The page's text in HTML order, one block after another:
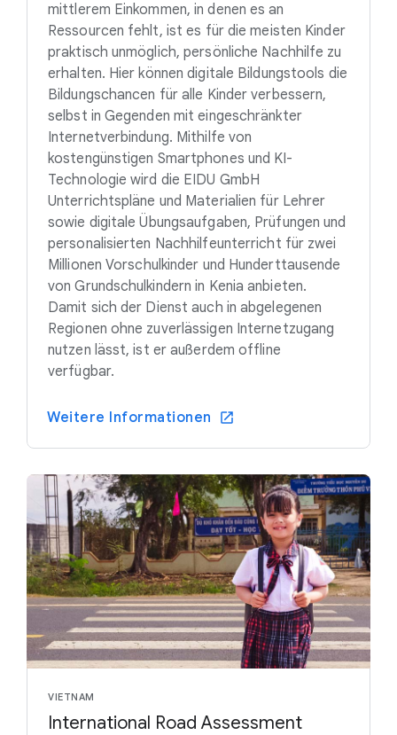
mittlerem Einkommen, in denen es an
Ressourcen fehlt, ist es für die meisten Kinder
praktisch unmöglich, persönliche Nachhilfe zu
erhalten. Hier können digitale Bildungstools die
Bildungschancen für alle Kinder verbessern,
selbst in Gegenden mit eingeschränkter
Internetverbindung. Mithilfe von
kostengünstigen Smartphones und KI-
Technologie wird die EIDU GmbH
Unterrichtspläne und Materialien für Lehrer
sowie digitale Übungsaufgaben, Prüfungen und
personalisierten Nachhilfeunterricht für zwei
Millionen Vorschulkinder und Hunderttausende
von Grundschulkindern in Kenia anbieten.
Damit sich der Dienst auch in abgelegenen
Regionen ohne zuverlässigen Internetzugang
nutzen lässt, ist er außerdem offline
verfügbar.
Weitere Informationen
VIETNAM
International Road Assessment